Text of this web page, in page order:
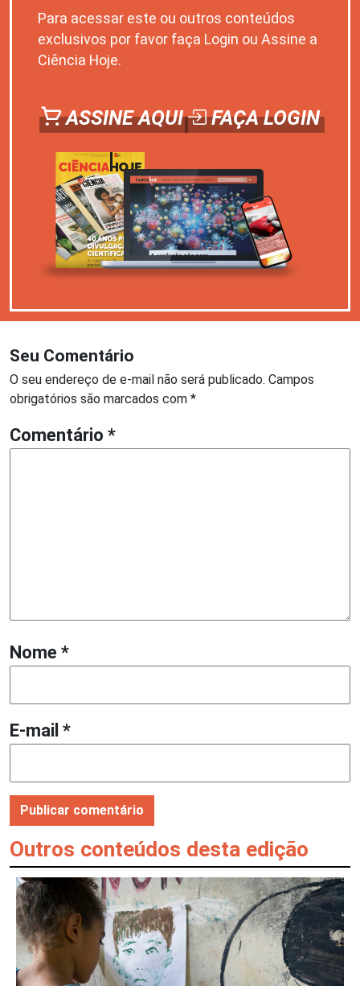
Para acessar este ou outros conteúdos
exclusivos por favor faça Login ou Assine a
Ciência Hoje.
ASSINE AQUI FAÇA LOGIN
Seu Comentário
O seu endereço de e-mail não será publicado. Campos
obrigatórios são marcados com *
Comentário *
Nome *
E-mail *
Outros conteúdos desta edição